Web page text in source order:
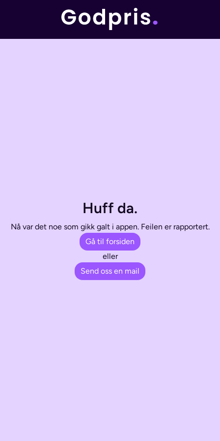
Huff da.
Nå var det noe som gikk galt i appen. Feilen er rapportert.
Gå til forsiden
eller
Send oss en mail